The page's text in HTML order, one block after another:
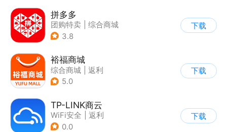
拼多多
团购特卖
综合商城
3.8
下载
裕福商城
综合商城
返利
5.0
下载
TP-LINK商云
WiFi安全
返利
0.0
下载